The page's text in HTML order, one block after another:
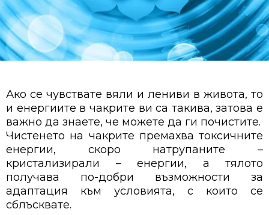
Ако се чувствате вяли и лениви в живота, то
и енергиите в чакрите ви са такива, затова е
важно да знаете, че можете да ги почистите.
Чистенето на чакрите премахва токсичните
енергии, скоро натрупаните –
кристализирали – енергии, а тялото
получава по-добри възможности за
адаптация към условията, с които се
сблъсквате.